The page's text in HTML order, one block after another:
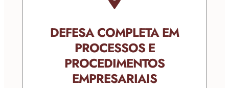
DEFESA COMPLETA EM
PROCESSOS E
PROCEDIMENTOS
EMPRESARIAIS